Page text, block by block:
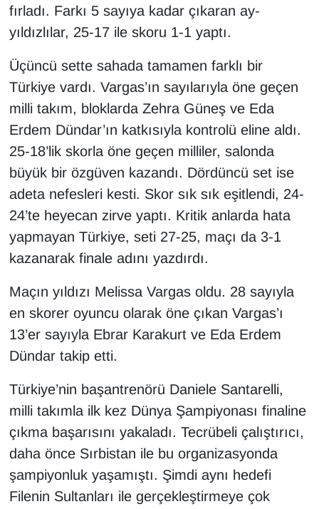
fırladı. Farkı 5 sayıya kadar çıkaran ay-
yıldızlılar, 25-17 ile skoru 1-1 yaptı.
Üçüncü sette sahada tamamen farklı bir
Türkiye vardı. Vargas’ın sayılarıyla öne geçen
milli takım, bloklarda Zehra Güneş ve Eda
Erdem Dündar’ın katkısıyla kontrolü eline aldı.
25-18’lik skorla öne geçen milliler, salonda
büyük bir özgüven kazandı. Dördüncü set ise
adeta nefesleri kesti. Skor sık sık eşitlendi, 24-
24’te heyecan zirve yaptı. Kritik anlarda hata
yapmayan Türkiye, seti 27-25, maçı da 3-1
kazanarak finale adını yazdırdı.
Maçın yıldızı Melissa Vargas oldu. 28 sayıyla
en skorer oyuncu olarak öne çıkan Vargas’ı
13’er sayıyla Ebrar Karakurt ve Eda Erdem
Dündar takip etti.
Türkiye’nin başantrenörü Daniele Santarelli,
milli takımla ilk kez Dünya Şampiyonası finaline
çıkma başarısını yakaladı. Tecrübeli çalıştırıcı,
daha önce Sırbistan ile bu organizasyonda
şampiyonluk yaşamıştı. Şimdi aynı hedefi
Filenin Sultanları ile gerçekleştirmeye çok